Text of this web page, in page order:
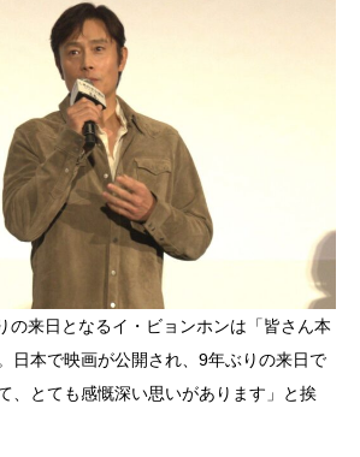
の来日となるイ・ビョンホンは「皆さん本
日本で映画が公開され、9年ぶりの来日で
、とても感慨深い思いがあります」と挨